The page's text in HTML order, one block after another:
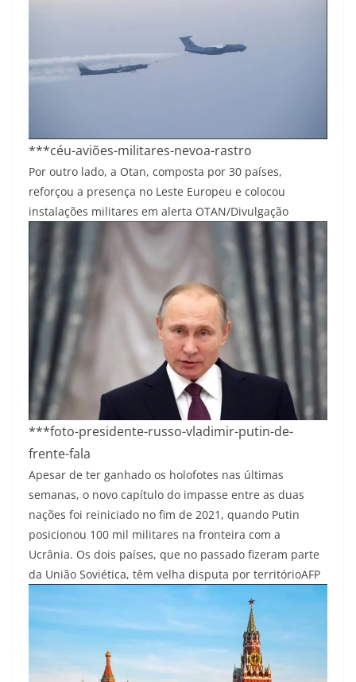
***céu-aviões-militares-nevoa-rastro
Por outro lado, a Otan, composta por 30 países,
reforçou a presença no Leste Europeu e colocou
instalações militares em alerta OTAN/Divulgação
***foto-presidente-russo-vladimir-putin-de-
frente-fala
Apesar de ter ganhado os holofotes nas últimas
semanas, o novo capítulo do impasse entre as duas
nações foi reiniciado no fim de 2021, quando Putin
posicionou 100 mil militares na fronteira com a
Ucrânia. Os dois países, que no passado fizeram parte
da União Soviética, têm velha disputa por territórioAFP